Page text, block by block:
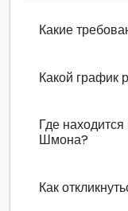
Какие
Какой график
Где
Шмона?
Как